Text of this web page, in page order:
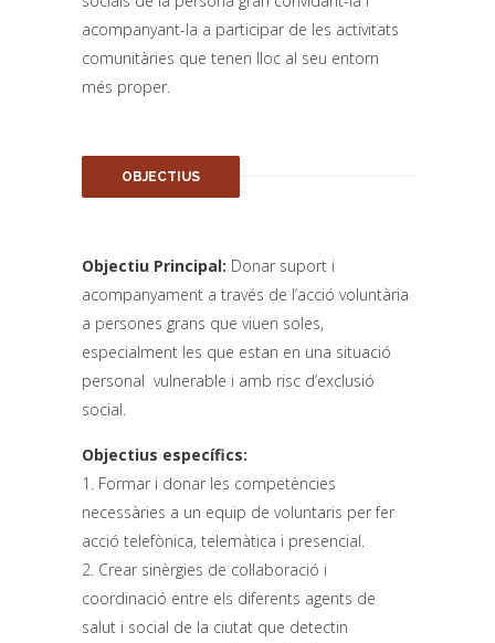
acompanyant-la a participar de les activitats
comunitàries que tenen lloc al seu entorn
més proper.
OBJECTIUS
Objectiu Principal: Donar suport i
acompanyament a través de l’acció voluntària
a persones grans que viuen soles,
especialment les que estan en una situació
personal vulnerable i amb risc d’exclusió
social.
Objectius específics:
1. Formar i donar les competències
necessàries a un equip de voluntaris per fer
acció telefònica, telemàtica i presencial.
2. Crear sinèrgies de col·laboració i
coordinació entre els diferents agents de
salut i social de la ciutat que detectin